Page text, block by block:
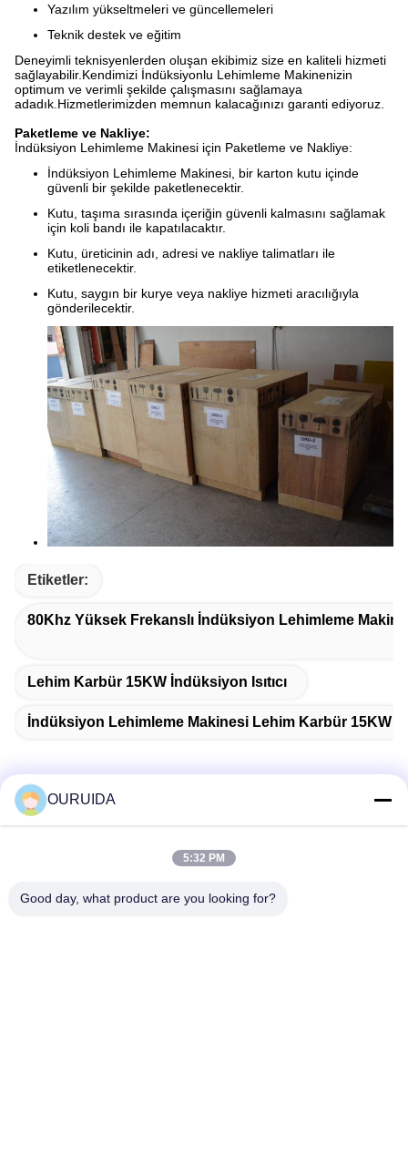
Yazılım yükseltmeleri ve güncellemeleri
Teknik destek ve eğitim
Deneyimli teknisyenlerden oluşan ekibimiz size en kaliteli hizmeti
sağlayabilir.Kendimizi İndüksiyonlu Lehimleme Makinenizin
optimum ve verimli şekilde çalışmasını sağlamaya
adadık.Hizmetlerimizden memnun kalacağınızı garanti ediyoruz.
Paketleme ve Nakliye:
İndüksiyon Lehimleme Makinesi için Paketleme ve Nakliye:
İndüksiyon Lehimleme Makinesi, bir karton kutu içinde
güvenli bir şekilde paketlenecektir.
Kutu, taşıma sırasında içeriğin güvenli kalmasını sağlamak
için koli bandı ile kapatılacaktır.
Kutu, üreticinin adı, adresi ve nakliye talimatları ile
etiketlenecektir.
Kutu, saygın bir kurye veya nakliye hizmeti aracılığıyla
gönderilecektir.
Etiketler:
80Khz Yüksek Frekanslı İndüksiyon Lehimleme
Lehim Karbür 15KW İndüksiyon Isıtıcı
İndüksiyon Lehimleme Makinesi Lehim Karbür 15KW
528225, No 7, B Bölgesi Shishan Kasabası (Endüstriyel
OURUIDA
5:32 PM
Good day, what product are you looking for?